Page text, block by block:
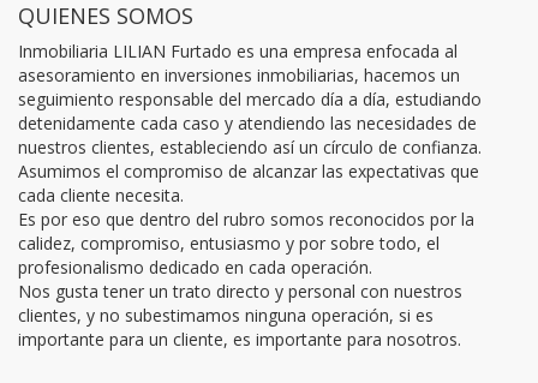
QUIENES SOMOS
Inmobiliaria LILIAN Furtado es una empresa enfocada al
asesoramiento en inversiones inmobiliarias, hacemos un
seguimiento responsable del mercado día a día, estudiando
detenidamente cada caso y atendiendo las necesidades de
nuestros clientes, estableciendo así un círculo de confianza.
Asumimos el compromiso de alcanzar las expectativas que
cada cliente necesita.
Es por eso que dentro del rubro somos reconocidos por la
calidez, compromiso, entusiasmo y por sobre todo, el
profesionalismo dedicado en cada operación.
Nos gusta tener un trato directo y personal con nuestros
clientes, y no subestimamos ninguna operación, si es
importante para un cliente, es importante para nosotros.